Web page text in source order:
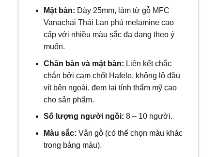
Mặt bàn: Dày 25mm, làm từ gỗ MFC
Vanachai Thái Lan phủ melamine cao
cấp với nhiều màu sắc đa dạng theo ý
muốn.
Chân bàn và mặt bàn: Liên kết chắc
chắn bởi cam chốt Hafele, không lộ đầu
vít bên ngoài, đem lại tính thẩm mỹ cao
cho sản phẩm.
Số lượng người ngồi: 8– 10 người.
Màu sắc: Vân gỗ (có thể chọn màu khác
trong bảng màu).